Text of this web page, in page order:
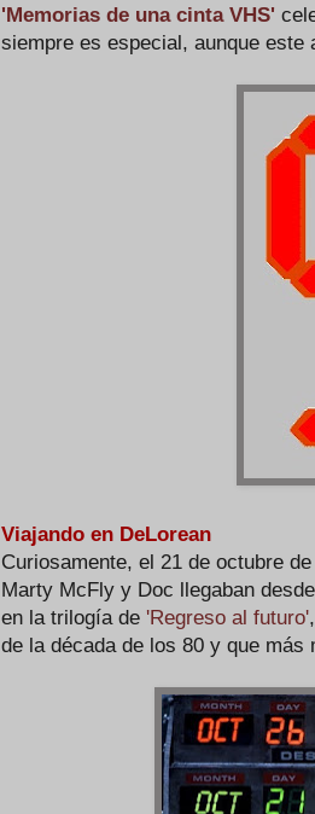
'Memorias de una cinta VHS'
siempre es especial, aunque este
Viajando en DeLorean
Curiosamente, el 21 de octubre
Marty McFly y Doc llegaban
en la trilogía de 'Regreso al futuro'
de la década de los 80 y que más